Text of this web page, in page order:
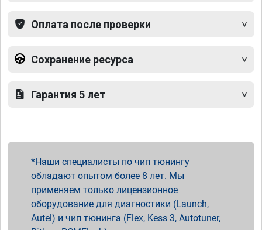
Оплата после проверки
Сохранение ресурса
Гарантия 5 лет
Наши специалисты по чип тюнингу
обладают опытом более 8 лет. Мы
применяем только лицензионное
оборудование для диагностики (Launch,
Autel) и чип тюнинга (Flex, Kess 3, Autotuner,